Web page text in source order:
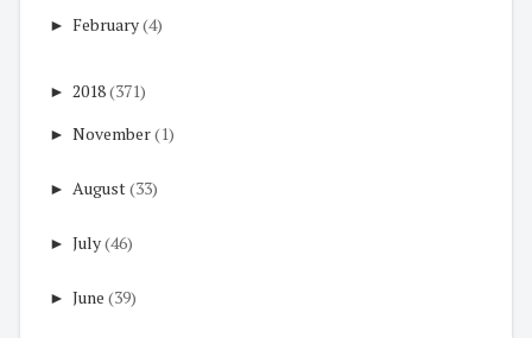
► February(4)
► 2018(371)
► November(1)
► August(33)
► July(46)
► June (39)